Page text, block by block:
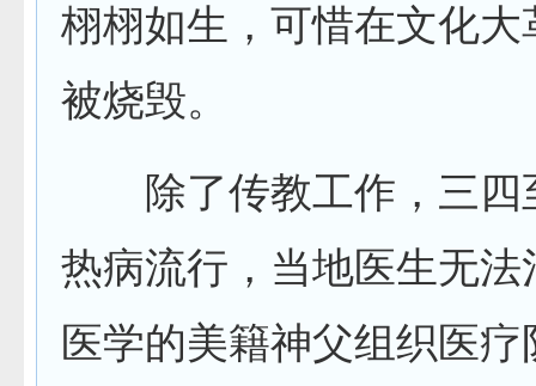
栩栩如生，可惜在文化大
被烧毁。
除了传教工作，三四
热病流行，当地医生无法
医学的美籍神父组织医